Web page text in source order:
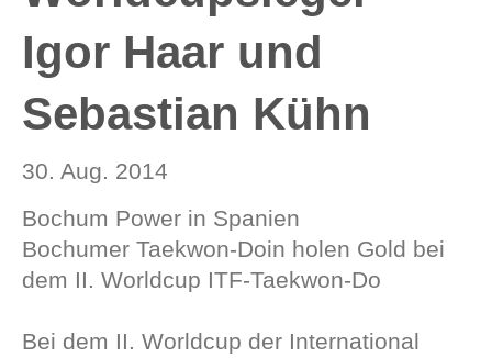
Igor Haar und
Sebastian Kühn
30. Aug. 2014
Bochum Power in Spanien
Bochumer Taekwon-Doin holen Gold bei
dem II. Worldcup ITF-Taekwon-Do
Bei dem II. Worldcup der International